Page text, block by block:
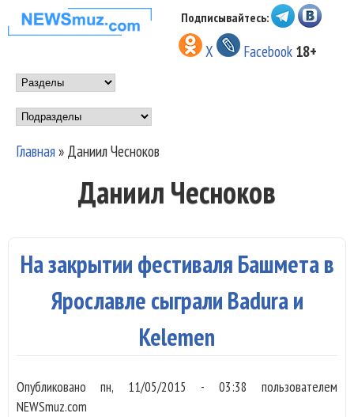
Перейти к основному
содержанию
НОВОСТИ
МУЗЫКИ И
ШОУ БИЗНЕСА
NEWSMUZ.COM
Подписывайтесь:
X Facebook 18+
Main menu
Подразделы
Вы здесь
Главная» Даниил Чесноков
Даниил Чесноков
На закрытии фестиваля Башмета в
Ярославле сыграли Badura и
Kelemen
Опубликованопн, 11/05/2015 - 03:38 пользователем
NEWSmuz.com